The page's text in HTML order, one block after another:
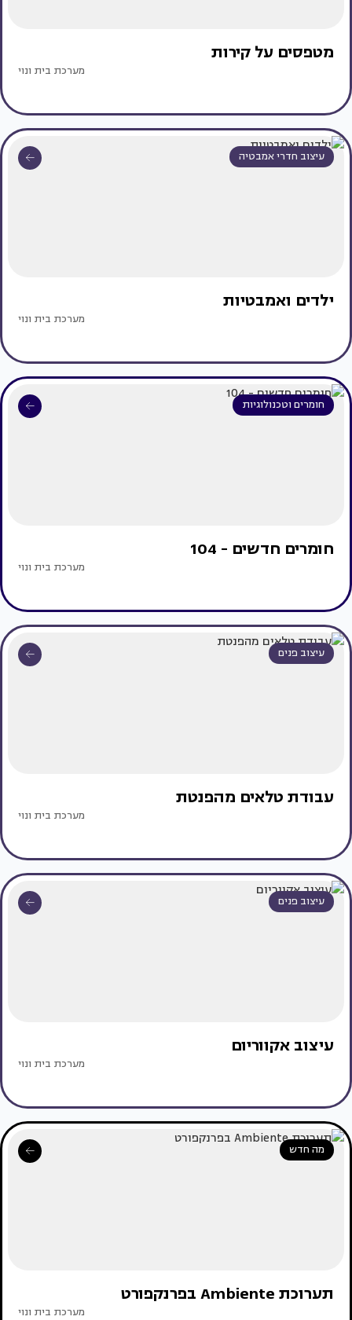
מטפסים על קירות
מערכת בית ונוי
עיצוב חדרי אמבטיה
ילדים ואמבטיות
מערכת בית ונוי
חומרים וטכנולוגיות
חומרים חדשים - 104
מערכת בית ונוי
עיצוב פנים
עבודת טלאים מהפנטת
מערכת בית ונוי
עיצוב פנים
עיצוב אקווריום
מערכת בית ונוי
מה חדש
תערוכת Ambiente בפרנקפורט
מערכת בית ונוי